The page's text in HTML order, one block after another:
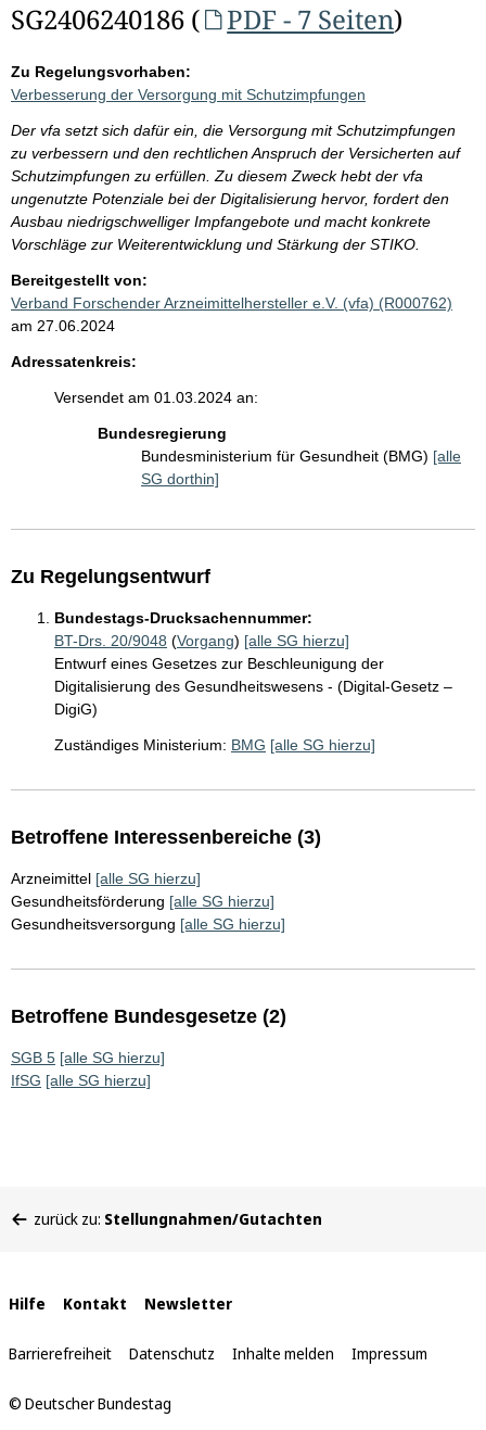
SG2406240186 (
PDF - 7 Seiten)
Zu Regelungsvorhaben:
Verbesserung der Versorgung mit Schutzimpfungen
Der vfa setzt sich dafür ein, die Versorgung mit Schutzimpfungen
zu verbessern und den rechtlichen Anspruch der Versicherten auf
Schutzimpfungen zu erfüllen. Zu diesem Zweck hebt der vfa
ungenutzte Potenziale bei der Digitalisierung hervor, fordert den
Ausbau niedrigschwelliger Impfangebote und macht konkrete
Vorschläge zur Weiterentwicklung und Stärkung der STIKO.
Bereitgestellt von:
Verband Forschender Arzneimittelhersteller e.V. (vfa) (R000762)
am 27.06.2024
Adressatenkreis:
Versendet am 01.03.2024 an:
Bundesregierung
Bundesministerium für Gesundheit (BMG) [alle
SG dorthin]
Zu Regelungsentwurf
Bundestags-Drucksachennummer:
BT-Drs. 20/9048 (Vorgang) [alle SG hierzu]
Entwurf eines Gesetzes zur Beschleunigung der
Digitalisierung des Gesundheitswesens - (Digital-Gesetz –
DigiG)
Zuständiges Ministerium: BMG [alle SG hierzu]
Betroffene Interessenbereiche (3)
Arzneimittel [alle SG hierzu]
Gesundheitsförderung [alle SG hierzu]
Gesundheitsversorgung [alle SG hierzu]
Betroffene Bundesgesetze (2)
SGB 5 [alle SG hierzu]
IfSG [alle SG hierzu]
befinden
zurück zu: Stellungnahmen/Gutachten
Interne
Links
Hilfe Kontakt Newsletter
Barrierefreiheit Datenschutz Inhalte melden Impressum
© Deutscher Bundestag